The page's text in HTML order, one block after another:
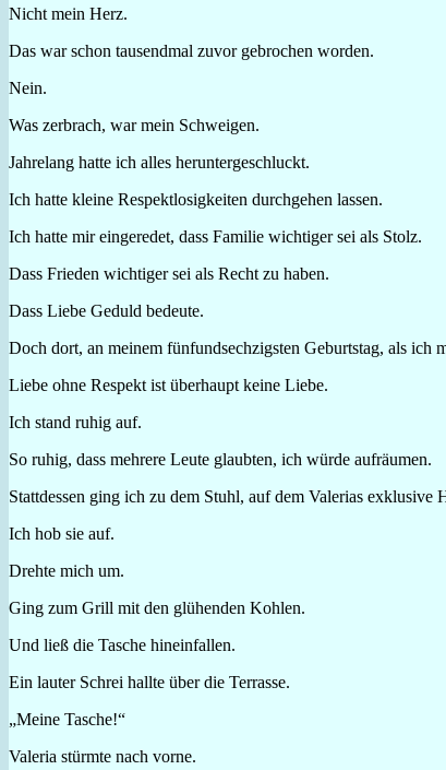
Nicht mein Herz.
Das war schon tausendmal zuvor gebrochen worden.
Nein.
Was zerbrach, war mein Schweigen.
Jahrelang hatte ich alles heruntergeschluckt.
Ich hatte kleine Respektlosigkeiten durchgehen lassen.
Ich hatte mir eingeredet, dass Familie wichtiger sei als Stolz.
Dass Frieden wichtiger sei als Recht zu haben.
Dass Liebe Geduld bedeute.
Doch dort, an meinem fünfundsechzigsten Geburtstag, als
Liebe ohne Respekt ist überhaupt keine Liebe.
Ich stand ruhig auf.
So ruhig, dass mehrere Leute glaubten, ich würde aufräumen.
Stattdessen ging ich zu dem Stuhl, auf dem Valerias exklusive
Ich hob sie auf.
Drehte mich um.
Ging zum Grill mit den glühenden Kohlen.
Und ließ die Tasche hineinfallen.
Ein lauter Schrei hallte über die Terrasse.
„Meine Tasche!“
Valeria stürmte nach vorne.